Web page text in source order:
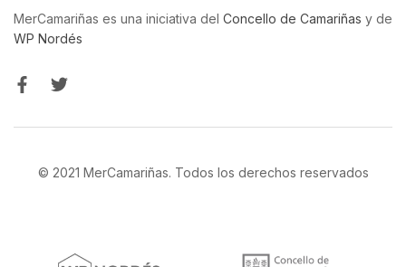
MerCamariñas es una iniciativa del Concello de Camariñas y de
WP Nordés
© 2021 MerCamariñas. Todos los derechos reservados